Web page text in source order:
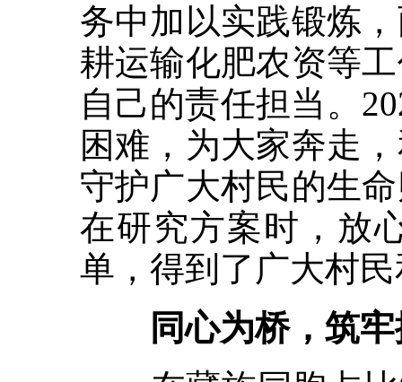
务中加以实践锻炼
耕运输化肥农资等
自己的责任担当。
困难，为大家奔走
守护广大村民的生
在研究方案时，放
单，得到了广大村
同心为桥，筑牢